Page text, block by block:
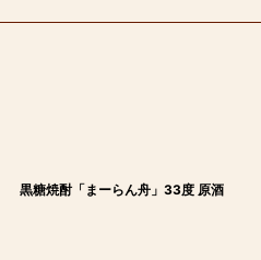
黒糖焼酎「まーらん舟」33度 原酒